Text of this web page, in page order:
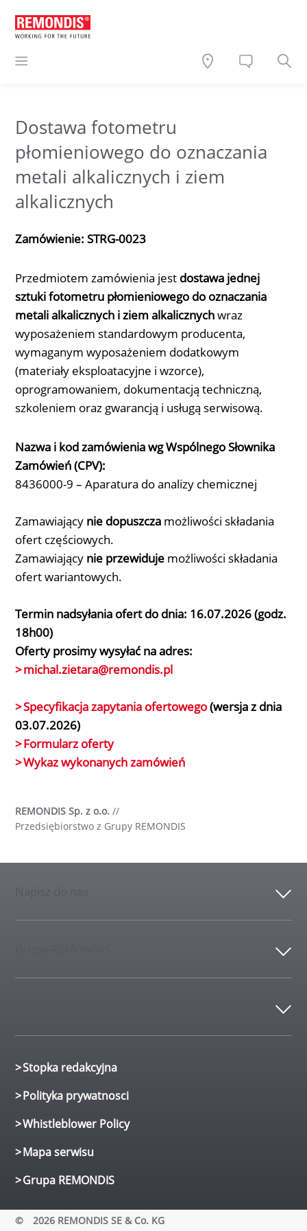
Dostawa fotometru
płomieniowego do oznaczania
metali alkalicznych i ziem
alkalicznych
Zamówienie: STRG-0023
Przedmiotem zamówienia jest dostawa jednej
sztuki fotometru płomieniowego do oznaczania
metali alkalicznych i ziem alkalicznychwraz
wyposażeniem standardowym producenta,
wymaganym wyposażeniem dodatkowym
(materiały eksploatacyjne i wzorce),
oprogramowaniem, dokumentacją techniczną,
szkoleniem oraz gwarancją i usługą serwisową.
Nazwa i kod zamówienia wg Wspólnego Słownika
Zamówień (CPV):
8436000-9 – Aparatura do analizy chemicznej
Zamawiający nie dopuszcza możliwości składania
ofert częściowych.
Zamawiający nie przewiduje możliwości składania
ofert wariantowych.
Termin nadsyłania ofert do dnia: 16.07.2026 (godz.
18h00)
Oferty prosimy wysyłać na adres:
michal.zietara@remondis.pl
Specyfikacja zapytania ofertowego(wersja z dnia
03.07.2026)
Formularz oferty
Wykaz wykonanych zamówień
REMONDIS Sp. z o.o. //
Przedsiębiorstwo z Grupy REMONDIS
Stopka redakcyjna
Polityka prywatnosci
Whistleblower Policy
Mapa serwisu
Grupa REMONDIS
© 2026 REMONDIS SE & Co. KG